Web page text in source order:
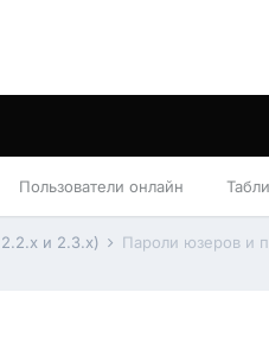
Пользователи онлайн
и 2.3.x) Пароли юзеров и